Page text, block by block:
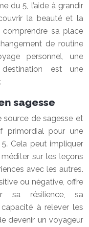
du 5, l’aide à grandir
la beauté et la
sa place
de routine
personnel, une
destination est une
sagesse
source de sagesse et
primordial pour une
Cela peut impliquer
sur les leçons
avec les autres.
ou négative, offre
sa résilience, sa
à relever les
devenir un voyageur